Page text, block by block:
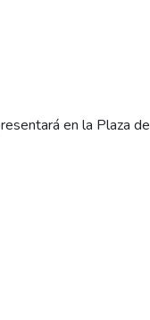
en la Plaza de